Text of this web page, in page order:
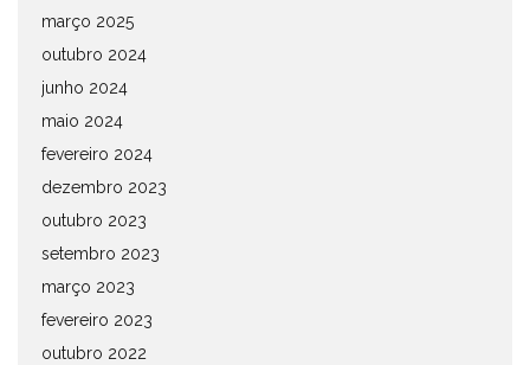
março 2025
outubro 2024
junho 2024
maio 2024
fevereiro 2024
dezembro 2023
outubro 2023
setembro 2023
março 2023
fevereiro 2023
outubro 2022